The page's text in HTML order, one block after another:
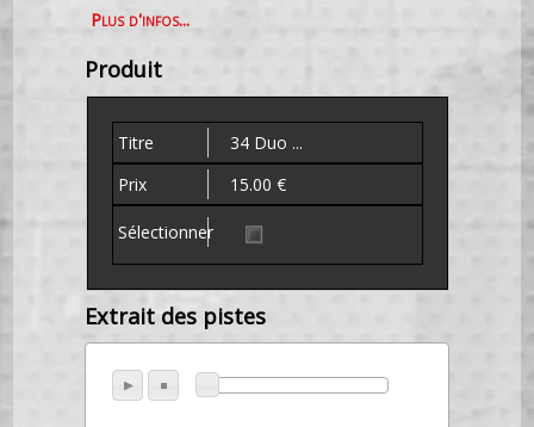
Plus d'infos...
Produit
34 Duo ...
15.00 €
Extrait des pistes